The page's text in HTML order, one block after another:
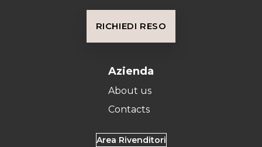
RICHIEDI RESO
Azienda
About us
Contacts
Area Rivenditori